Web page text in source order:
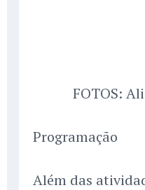
FOTOS:
Programação
Além das